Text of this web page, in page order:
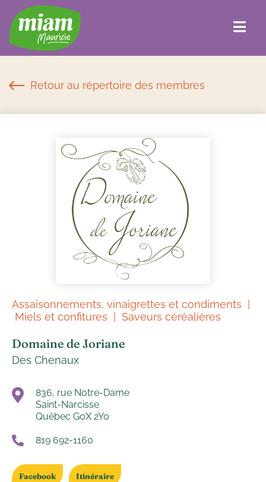
Retour au répertoire des membres
Assaisonnements, vinaigrettes et condiments
Miels et confitures
Saveurs céréalières
Domaine de Joriane
Des Chenaux
836, rue Notre-Dame
Saint-Narcisse
Québec G0X 2Y0
819 692-1160
Facebook Itinéraire